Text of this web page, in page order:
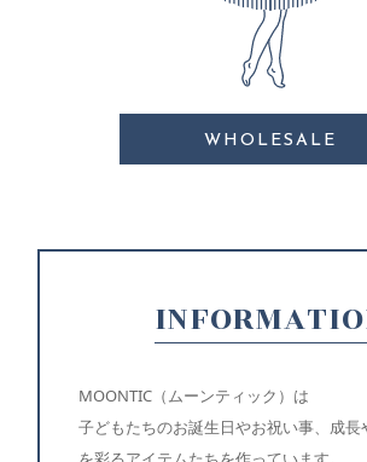
WHOLESALE
MOONTIC（ムーンティック）は
子どもたちのお誕生日やお祝い事、成長